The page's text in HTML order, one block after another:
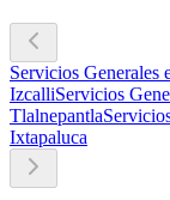
Servicios Generales
IzcalliServicios
Tlalnepantla
Ixtapaluca